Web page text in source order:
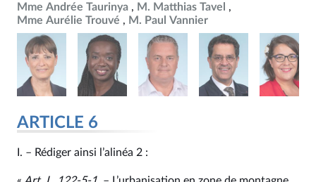
Mme Andrée Taurinya
M. Matthias Tavel
Mme Aurélie Trouvé
M. Paul Vannier
ARTICLE 6
I. – Rédiger ainsi l’alinéa 2 :